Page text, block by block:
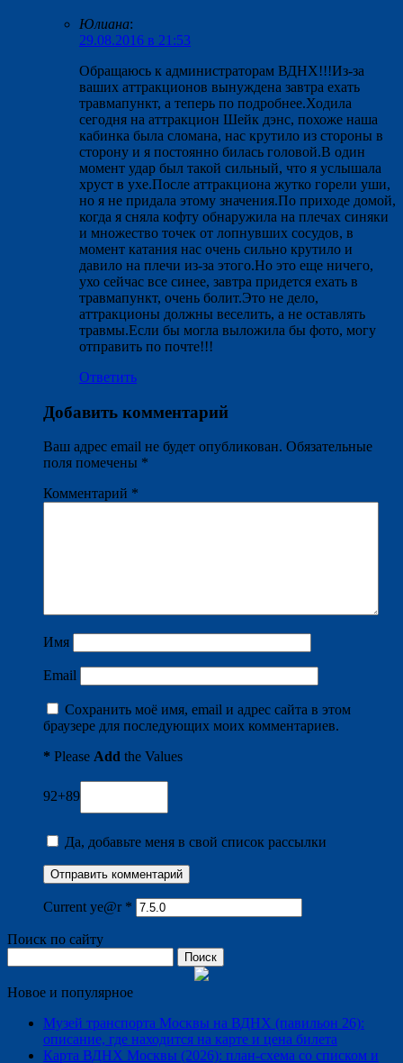
Юлиана:
29.08.2016 в 21:53
Обращаюсь к администраторам ВДНХ!!!Из-за
ваших аттракционов вынуждена завтра ехать
травмапункт, а теперь по подробнее.Ходила
сегодня на аттракцион Шейк дэнс, похоже наша
кабинка была сломана, нас крутило из стороны в
сторону и я постоянно билась головой.В один
момент удар был такой сильный, что я услышала
хруст в ухе.После аттракциона жутко горели уши,
но я не придала этому значения.По приходе домой,
когда я сняла кофту обнаружила на плечах синяки
и множество точек от лопнувших сосудов, в
момент катания нас очень сильно крутило и
давило на плечи из-за этого.Но это еще ничего,
ухо сейчас все синее, завтра придется ехать в
травмапункт, очень болит.Это не дело,
аттракционы должны веселить, а не оставлять
травмы.Если бы могла выложила бы фото, могу
отправить по почте!!!
Ответить
Добавить комментарий
Ваш адрес email не будет опубликован. Обязательные
поля помечены *
Комментарий *
Имя
Email
Сохранить моё имя, email и адрес сайта в этом
браузере для последующих моих комментариев.
* Please Add the Values
92+89
Да, добавьте меня в свой список рассылки
Current ye@r *
Поиск по сайту
Новое и популярное
Музей транспорта Москвы на ВДНХ (павильон 26):
описание, где находится на карте и цена билета
Карта ВДНХ Москвы (2026): план-схема со списком и